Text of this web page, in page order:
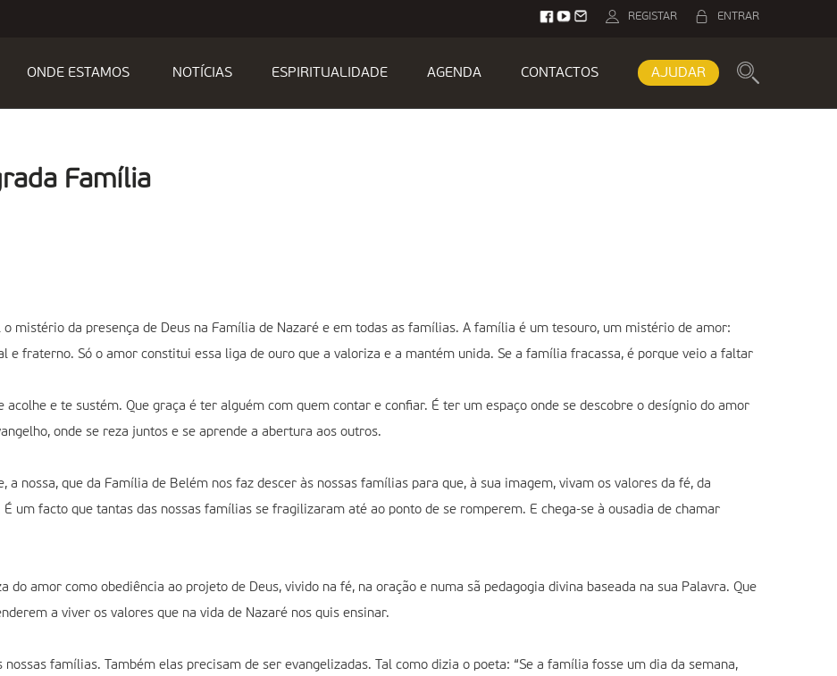
ENTRAR
REGISTAR
ONDE ESTAMOS NOTÍCIAS ESPIRITUALIDADE AGENDA CONTACTOS AJUDAR
Família
mistério da presença de Deus na Família de Nazaré e em todas as famílias. A família é um tesouro, um mistério de amor:
fraterno. Só o amor constitui essa liga de ouro que a valoriza e a mantém unida. Se a família fracassa, é porque veio a faltar
e te sustém. Que graça é ter alguém com quem contar e confiar. É ter um espaço onde se descobre o desígnio do amor
onde se reza juntos e se aprende a abertura aos outros.
a nossa, que da Família de Belém nos faz descer às nossas famílias para que, à sua imagem, vivam os valores da fé, da
um facto que tantas das nossas famílias se fragilizaram até ao ponto de se romperem. E chega-se à ousadia de chamar
do amor como obediência ao projeto de Deus, vivido na fé, na oração e numa sã pedagogia divina baseada na sua Palavra. Que
a viver os valores que na vida de Nazaré nos quis ensinar.
famílias. Também elas precisam de ser evangelizadas. Tal como dizia o poeta: “Se a família fosse um dia da semana,